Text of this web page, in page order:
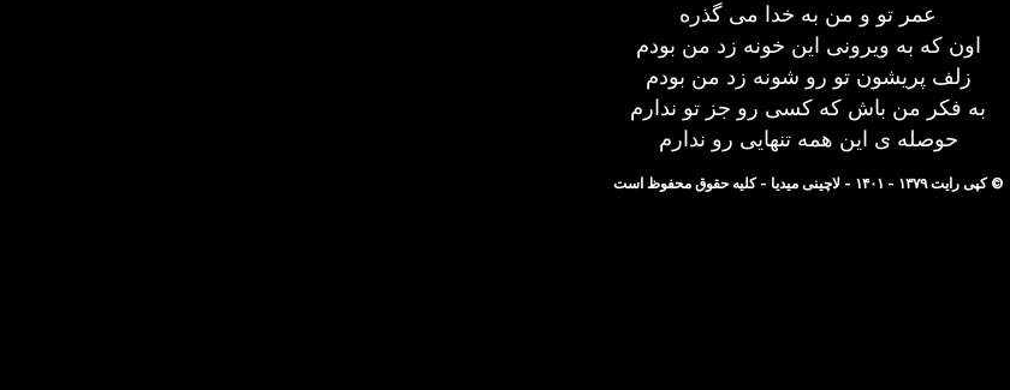
عمر تو و من به خدا می گذره
اون که به ویرونی این خونه زد من بودم
زلف پریشون تو رو شونه زد من بودم
به فکر من باش که کسی رو جز تو ندارم
حوصله ی این همه تنهایی رو ندارم
© کپی رایت ۱۳۷۹ - ۱۴۰۱ - لاچینی میدیا - کلیه حقوق محفوظ است